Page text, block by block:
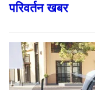
परिवर्तन खबर